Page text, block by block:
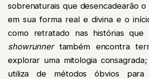
sobrenaturais que desencadearão
em sua forma real e divina e o
como retratado nas histórias que
showrunnertambém encontra
explorar uma mitologia
utiliza de métodos óbvios para